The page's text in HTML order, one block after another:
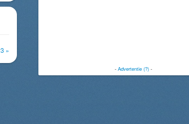
»
- Advertentie (?)-